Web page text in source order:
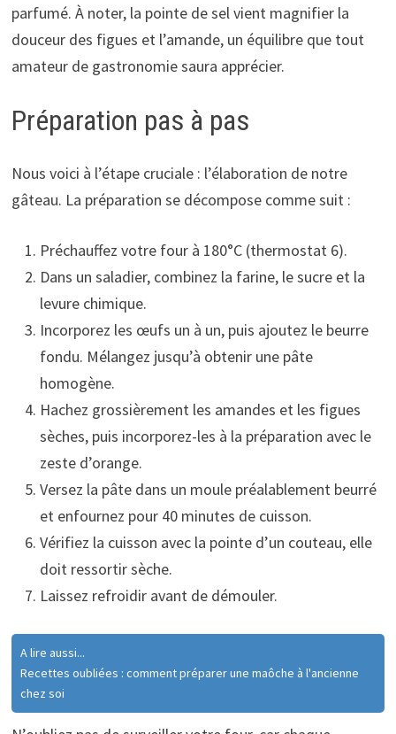
parfumé. À noter, la pointe de sel vient magnifier la
douceur des figues et l’amande, un équilibre que tout
amateur de gastronomie saura apprécier.
Préparation pas à pas
Nous voici à l’étape cruciale : l’élaboration de notre
gâteau. La préparation se décompose comme suit :
Préchauffez votre four à 180°C (thermostat 6).
Dans un saladier, combinez la farine, le sucre et la
levure chimique.
Incorporez les œufs un à un, puis ajoutez le beurre
fondu. Mélangez jusqu’à obtenir une pâte
homogène.
Hachez grossièrement les amandes et les figues
sèches, puis incorporez-les à la préparation avec le
zeste d’orange.
Versez la pâte dans un moule préalablement beurré
et enfournez pour 40 minutes de cuisson.
Vérifiez la cuisson avec la pointe d’un couteau, elle
doit ressortir sèche.
Laissez refroidir avant de démouler.
A lire aussi...
Recettes oubliées : comment préparer une maôche à l'ancienne
chez soi